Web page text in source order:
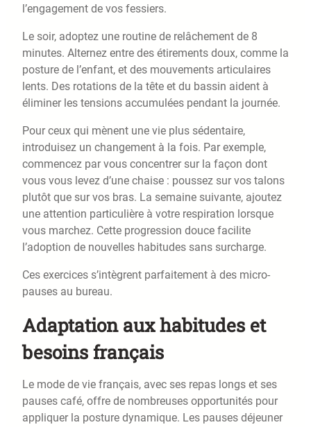
l’engagement de vos fessiers.
Le soir, adoptez une routine de relâchement de 8
minutes. Alternez entre des étirements doux, comme la
posture de l’enfant, et des mouvements articulaires
lents. Des rotations de la tête et du bassin aident à
éliminer les tensions accumulées pendant la journée.
Pour ceux qui mènent une vie plus sédentaire,
introduisez un changement à la fois. Par exemple,
commencez par vous concentrer sur la façon dont
vous vous levez d’une chaise : poussez sur vos talons
plutôt que sur vos bras. La semaine suivante, ajoutez
une attention particulière à votre respiration lorsque
vous marchez. Cette progression douce facilite
l’adoption de nouvelles habitudes sans surcharge.
Ces exercices s’intègrent parfaitement à des micro-
pauses au bureau.
Adaptation aux habitudes et
besoins français
Le mode de vie français, avec ses repas longs et ses
pauses café, offre de nombreuses opportunités pour
appliquer la posture dynamique. Les pauses déjeuner